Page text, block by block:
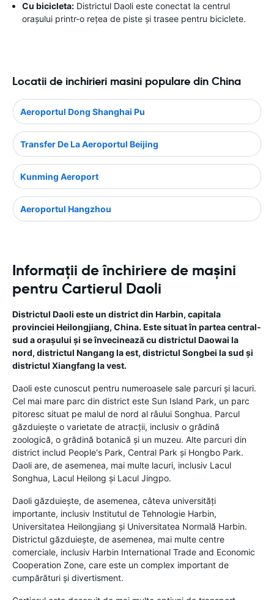
Cu bicicleta: Districtul Daoli este conectat la centrul
orașului printr-o rețea de piste și trasee pentru biciclete.
Locatii de inchirieri masini populare din China
Aeroportul Dong Shanghai Pu
Transfer De La Aeroportul Beijing
Kunming Aeroport
Aeroportul Hangzhou
Informații de închiriere de mașini
pentru Cartierul Daoli
Districtul Daoli este un district din Harbin, capitala
provinciei Heilongjiang, China. Este situat în partea central-
sud a orașului și se învecinează cu districtul Daowai la
nord, districtul Nangang la est, districtul Songbei la sud și
districtul Xiangfang la vest.
Daoli este cunoscut pentru numeroasele sale parcuri și lacuri.
Cel mai mare parc din district este Sun Island Park, un parc
pitoresc situat pe malul de nord al râului Songhua. Parcul
găzduiește o varietate de atracții, inclusiv o grădină
zoologică, o grădină botanică și un muzeu. Alte parcuri din
district includ People's Park, Central Park și Hongbo Park.
Daoli are, de asemenea, mai multe lacuri, inclusiv Lacul
Songhua, Lacul Heilong și Lacul Jingpo.
Daoli găzduiește, de asemenea, câteva universități
importante, inclusiv Institutul de Tehnologie Harbin,
Universitatea Heilongjiang și Universitatea Normală Harbin.
Districtul găzduiește, de asemenea, mai multe centre
comerciale, inclusiv Harbin International Trade and Economic
Cooperation Zone, care este un complex important de
cumpărături și divertisment.